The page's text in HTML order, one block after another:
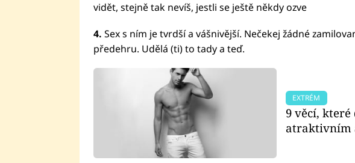
vidět, stejně tak nevíš, jestli se ještě někdy ozve
4. Sex s ním je tvrdší a vášnivější. Nečekej žádné
předehru. Udělá (ti) to tady a teď.
EXTRÉM
9 věcí,
atraktivním